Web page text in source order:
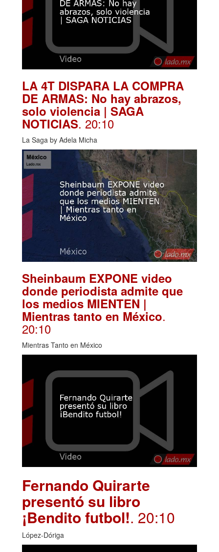
LA 4T DISPARA LA COMPRA
DE ARMAS: No hay abrazos,
solo violencia | SAGA
NOTICIAS. 20:10
La Saga by Adela Micha
Sheinbaum EXPONE video
donde periodista admite que
los medios MIENTEN |
Mientras tanto en México.
20:10
Mientras Tanto en México
Fernando Quirarte
presentó su libro
¡Bendito futbol!. 20:10
López-Dóriga